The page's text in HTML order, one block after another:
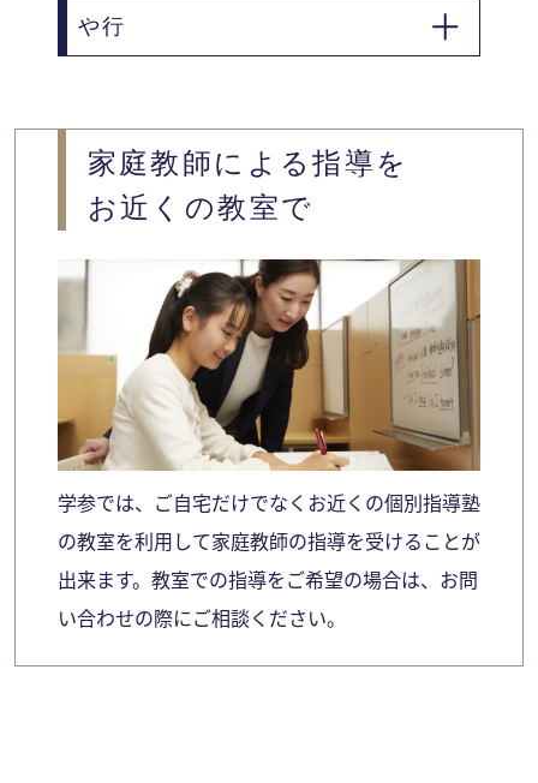
三木市
や行
家庭教師による指導を
お近くの教室で
学参では、ご自宅だけでなくお近くの個別指導塾
の教室を利用して家庭教師の指導を受けることが
出来ます。教室での指導をご希望の場合は、お問
い合わせの際にご相談ください。